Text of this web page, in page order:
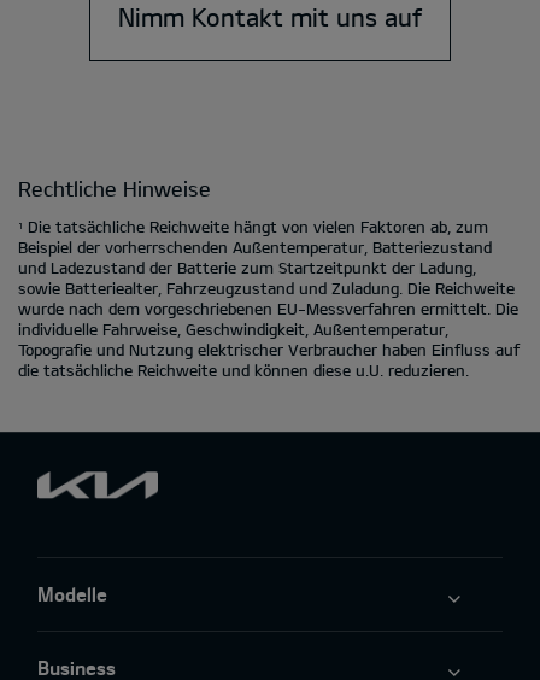
Nimm Kontakt mit uns auf
Rechtliche Hinweise
1
Die tatsächliche Reichweite hängt von vielen Faktoren ab, zum
Beispiel der vorherrschenden Außentemperatur, Batteriezustand
und Ladezustand der Batterie zum Startzeitpunkt der Ladung,
sowie Batteriealter, Fahrzeugzustand und Zuladung. Die Reichweite
wurde nach dem vorgeschriebenen EU-Messverfahren ermittelt. Die
individuelle Fahrweise, Geschwindigkeit, Außentemperatur,
Topografie und Nutzung elektrischer Verbraucher haben Einfluss auf
die tatsächliche Reichweite und können diese u.U. reduzieren.
Modelle
Business